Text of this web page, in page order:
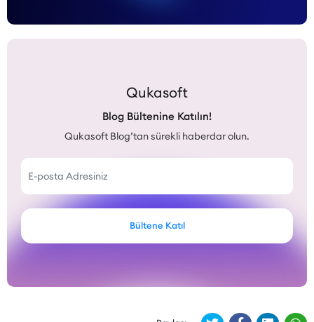
Qukasoft
Blog Bültenine Katılın!
Qukasoft Blog’tan sürekli haberdar olun.
Bültene Katıl